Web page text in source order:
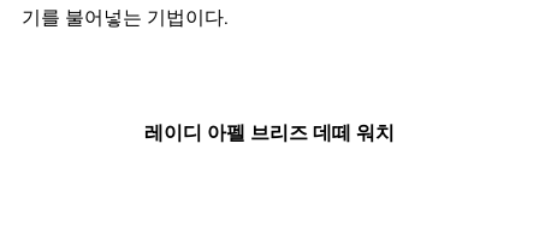
기를 불어넣는 기법이다.
레이디 아펠 브리즈 데떼 워치